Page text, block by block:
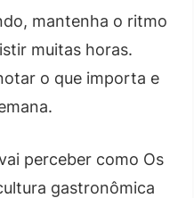
mantenha o ritmo
muitas horas.
o que importa e
perceber como Os
gastronômica